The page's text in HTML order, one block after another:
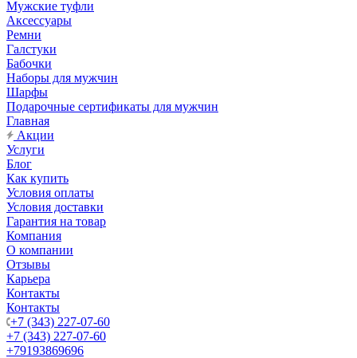
Мужские туфли
Аксессуары
Ремни
Галстуки
Бабочки
Наборы для мужчин
Шарфы
Подарочные сертификаты для мужчин
Главная
Акции
Услуги
Блог
Как купить
Условия оплаты
Условия доставки
Гарантия на товар
Компания
О компании
Отзывы
Карьера
Контакты
Контакты
+7 (343) 227-07-60
+7 (343) 227-07-60
+79193869696